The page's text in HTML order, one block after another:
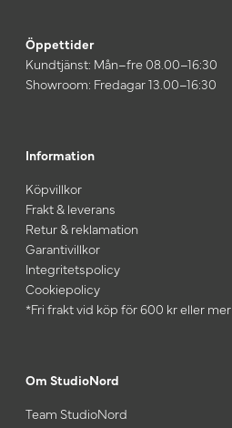
Öppettider
Kundtjänst: Mån–fre 08.00–16:30
Showroom: Fredagar 13.00–16:30
Information
Köpvillkor
Frakt & leverans
Retur & reklamation
Garantivillkor
Integritetspolicy
Cookiepolicy
*Fri frakt vid köp för 600 kr eller mer
Om StudioNord
Team StudioNord